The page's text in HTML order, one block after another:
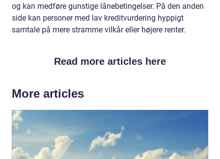
og kan medføre gunstige lånebetingelser. På den anden
side kan personer med lav kreditvurdering hyppigt
samtale på mere stramme vilkår eller højere renter.
Read more articles here
More articles